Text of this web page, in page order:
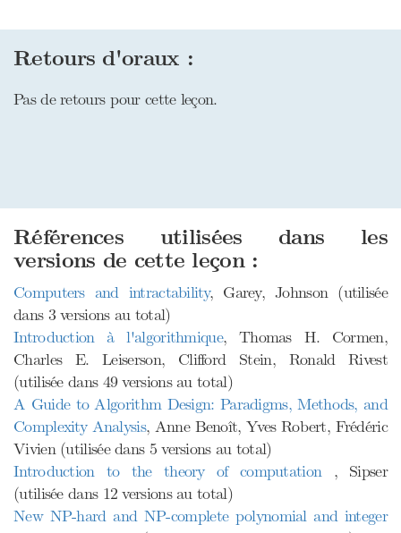
Retours d'oraux :
Pas de retours pour cette leçon.
Références utilisées dans les
versions de cette leçon :
Computers and intractability, Garey, Johnson (utilisée
dans 3 versions au total)
Introduction à l'algorithmique, Thomas H. Cormen,
Charles E. Leiserson, Clifford Stein, Ronald Rivest
(utilisée dans 49 versions au total)
A Guide to Algorithm Design: Paradigms, Methods, and
Complexity Analysis, Anne Benoît, Yves Robert, Frédéric
Vivien (utilisée dans 5 versions au total)
Introduction to the theory of computation , Sipser
(utilisée dans 12 versions au total)
New NP-hard and NP-complete polynomial and integer